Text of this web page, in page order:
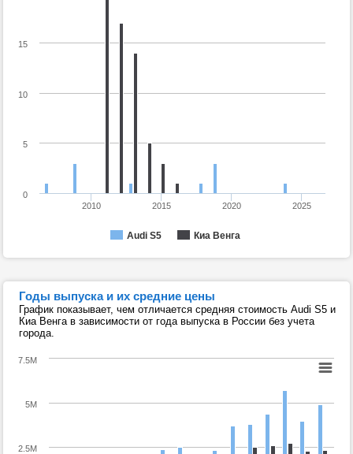
Audi S5 Киа Венга
2010 2015 2020 2025
0
5
10
15
Годы выпуска и их средние цены
График показывает, чем отличается средняя стоимость Audi S5 и
Киа Венга в зависимости от года выпуска в России без учета
города.
2.5M
5M
7.5M